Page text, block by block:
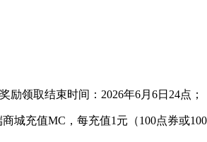
励领取结束时间：2026年6月6日24点；
城充值MC，每充值1元（100点券或